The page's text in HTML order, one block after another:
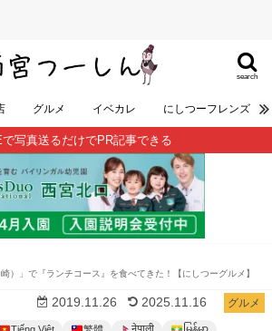
search
グルメ イベカレ にしつーフレンズ
で写真送るだけでPR記事できる
）」で『ランチコース』を食べてきた！【にしつーグルメ】
グルメ
2019.11.26 2025.11.16